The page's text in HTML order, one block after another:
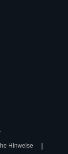
Hinweise |